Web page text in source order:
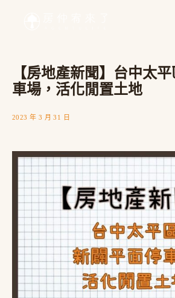
【房地產新聞】台中太
車場，活化閒置土地
2023 年 3 月 31 日